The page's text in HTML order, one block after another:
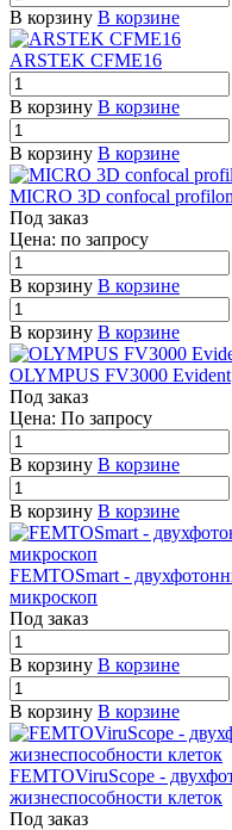
В корзину В корзине
ARSTEK CFME16
В корзину В корзине
В корзину В корзине
MICRO 3D confocal
Под заказ
Цена: по запросу
В корзину В корзине
В корзину В корзине
OLYMPUS FV3000 Evident
Под заказ
Цена: По запросу
В корзину В корзине
В корзину В корзине
FEMTOSmart -
микроскоп
Под заказ
В корзину В корзине
В корзину В корзине
FEMTOViruScope -
жизнеспособности клеток
Под заказ